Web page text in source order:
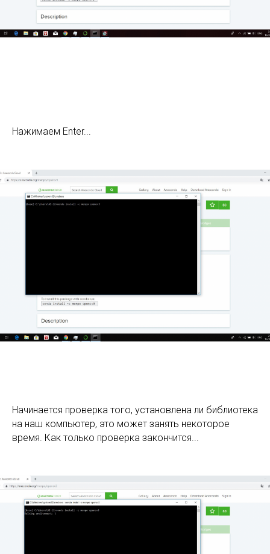
Нажимаем Enter...
Начинается проверка того, установлена ли библиотека
на наш компьютер, это может занять некоторое
время. Как только проверка закончится...